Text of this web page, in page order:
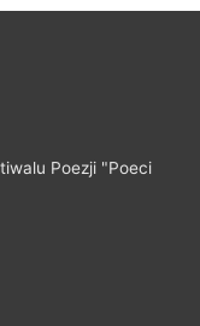
Poezji "Poeci